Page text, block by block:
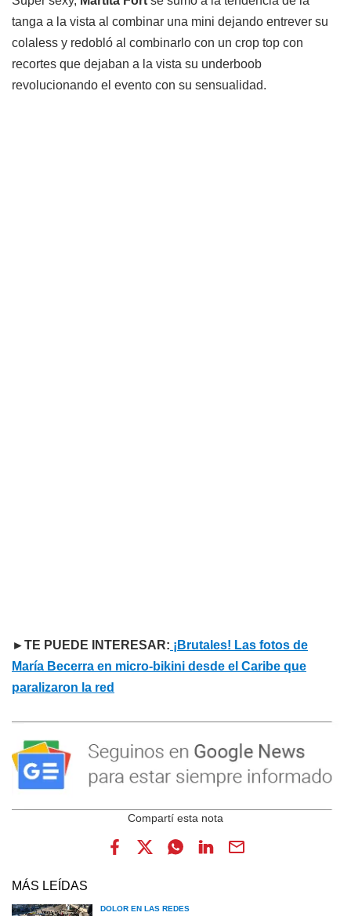
tanga a la vista al combinar una mini dejando entrever su
colaless y redobló al combinarlo con un crop top con
recortes que dejaban a la vista su underboob
revolucionando el evento con su sensualidad.
►TE PUEDE INTERESAR: ¡Brutales! Las fotos de
María Becerra en micro-bikini desde el Caribe que
paralizaron la red
MÁS LEÍDAS
DOLOR EN LAS REDES